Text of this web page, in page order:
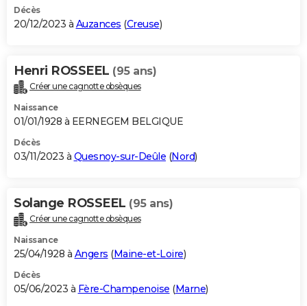
Décès
20/12/2023 à Auzances (Creuse)
Henri ROSSEEL (95 ans)
Créer une cagnotte obsèques
Naissance
01/01/1928 à EERNEGEM BELGIQUE
Décès
03/11/2023 à Quesnoy-sur-Deûle (Nord)
Solange ROSSEEL (95 ans)
Créer une cagnotte obsèques
Naissance
25/04/1928 à Angers (Maine-et-Loire)
Décès
05/06/2023 à Fère-Champenoise (Marne)